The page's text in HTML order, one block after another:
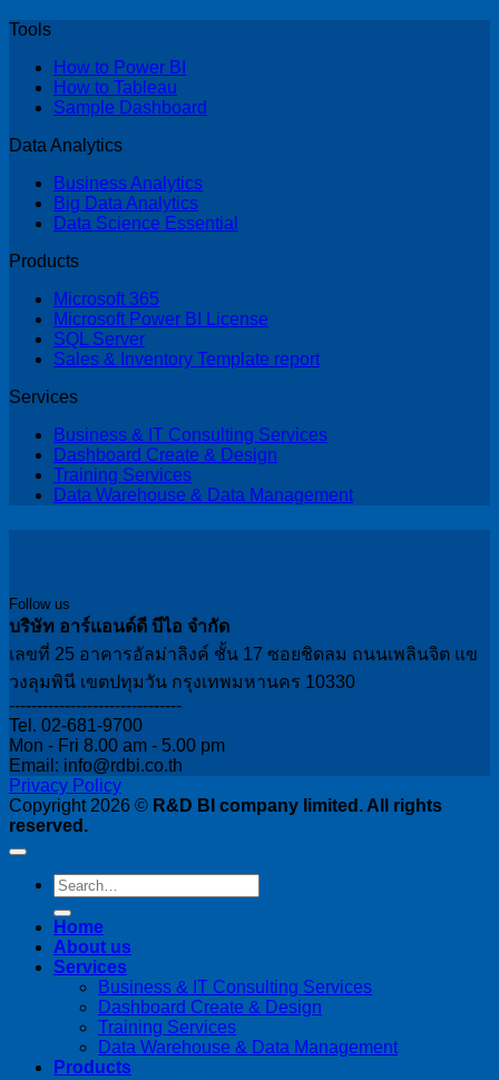
Tools
How to Power BI
How to Tableau
Sample Dashboard
Data Analytics
Business Analytics
Big Data Analytics
Data Science Essential
Products
Microsoft 365
Microsoft Power BI License
SQL Server
Sales & Inventory Template report
Services
Business & IT Consulting Services
Dashboard Create & Design
Training Services
Data Warehouse & Data Management
Follow us
บริษัท อาร์แอนด์ดี บีไอ จำกัด
เลขที่ 25 อาคารอัลม่าลิงค์ ชั้น 17 ซอยชิดลม ถนนเพลินจิต แข
วงลุมพินี เขตปทุมวัน กรุงเทพมหานคร 10330
-------------------------------
Tel. 02-681-9700
Mon - Fri 8.00 am - 5.00 pm
Email: info@rdbi.co.th
Privacy Policy
Copyright 2026 © R&D BI company limited. All rights
reserved.
Home
About us
Services
Business & IT Consulting Services
Dashboard Create & Design
Training Services
Data Warehouse & Data Management
Products